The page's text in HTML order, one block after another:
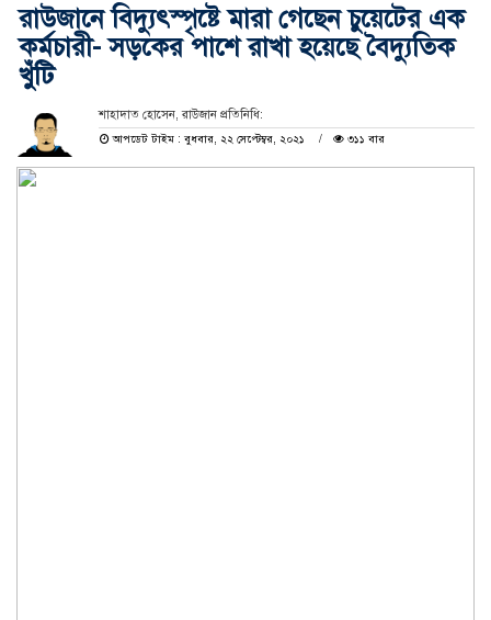
রাউজানে বিদ্যুৎস্পৃষ্টে মারা গেছেন চুয়েটের এক
কর্মচারী- সড়কের পাশে রাখা হয়েছে বৈদ্যুতিক
খুঁটি
শাহাদাত হোসেন, রাউজান প্রতিনিধি:
আপডেট টাইম : বুধবার, ২২ সেপ্টেম্বর, ২০২১
৩১১ বার